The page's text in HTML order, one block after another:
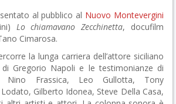
al pubblico al Nuovo Montevergini
Lo chiamavano Zecchinetta, docufilm
Cimarosa.
la lunga carriera dell’attore siciliano
Gregorio Napoli e le testimonianze di
Nino Frassica, Leo Gullotta, Tony
Gilberto Idonea, Steve Della Casa,